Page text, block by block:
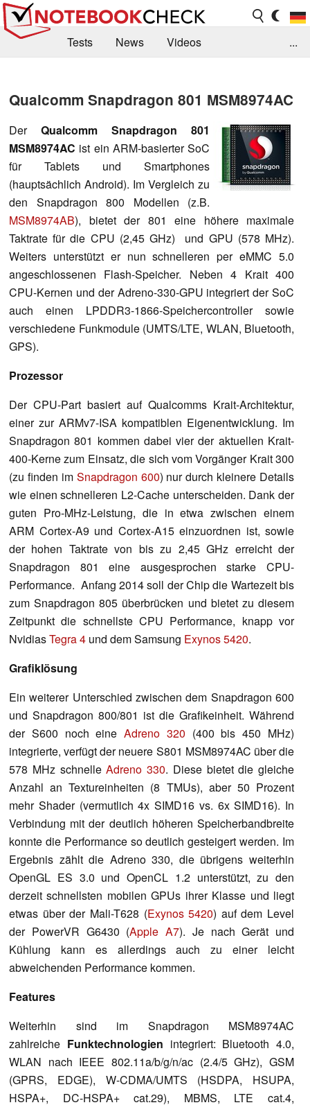
Tests News
Videos
Kaufberatung
Deals Suche
Jobs
Forum
...
Qualcomm Snapdragon 801 MSM8974AC
Der Qualcomm Snapdragon 801
MSM8974AC ist ein ARM-basierter SoC
für Tablets und Smartphones
(hauptsächlich Android). Im Vergleich zu
den Snapdragon 800 Modellen (z.B.
MSM8974AB), bietet der 801 eine höhere maximale
Taktrate für die CPU (2,45 GHz) und GPU (578 MHz).
Weiters unterstützt er nun schnelleren per eMMC 5.0
angeschlossenen Flash-Speicher. Neben 4 Krait 400
CPU-Kernen und der Adreno-330-GPU integriert der SoC
auch einen LPDDR3-1866-Speichercontroller sowie
verschiedene Funkmodule (UMTS/LTE, WLAN, Bluetooth,
GPS).
Prozessor
Der CPU-Part basiert auf Qualcomms Krait-Architektur,
einer zur ARMv7-ISA kompatiblen Eigenentwicklung. Im
Snapdragon 801 kommen dabei vier der aktuellen Krait-
400-Kerne zum Einsatz, die sich vom Vorgänger Krait 300
(zu finden im Snapdragon 600) nur durch kleinere Details
wie einen schnelleren L2-Cache unterscheiden. Dank der
guten Pro-MHz-Leistung, die in etwa zwischen einem
ARM Cortex-A9 und Cortex-A15 einzuordnen ist, sowie
der hohen Taktrate von bis zu 2,45 GHz erreicht der
Snapdragon 801 eine ausgesprochen starke CPU-
Performance. Anfang 2014 soll der Chip die Wartezeit bis
zum Snapdragon 805 überbrücken und bietet zu diesem
Zeitpunkt die schnellste CPU Performance, knapp vor
NvidiasTegra 4 und dem Samsung Exynos 5420.
Grafiklösung
Ein weiterer Unterschied zwischen dem Snapdragon 600
und Snapdragon 800/801 ist die Grafikeinheit. Während
der S600 noch eineAdreno 320 (400 bis 450 MHz)
integrierte, verfügt der neuere S801 MSM8974AC über die
578 MHz schnelleAdreno 330. Diese bietet die gleiche
Anzahl an Textureinheiten (8 TMUs), aber 50 Prozent
mehr Shader (vermutlich 4x SIMD16 vs. 6x SIMD16). In
Verbindung mit der deutlich höheren Speicherbandbreite
konnte die Performance so deutlich gesteigert werden. Im
Ergebnis zählt die Adreno 330, die übrigens weiterhin
OpenGL ES 3.0 und OpenCL 1.2 unterstützt, zu den
derzeit schnellsten mobilen GPUs ihrer Klasse und liegt
etwas über der Mali-T628 (Exynos 5420) auf dem Level
der PowerVR G6430 (Apple A7). Je nach Gerät und
Kühlung kann es allerdings auch zu einer leicht
abweichenden Performance kommen.
Features
Weiterhin sind im Snapdragon MSM8974AC
zahlreiche Funktechnologien integriert: Bluetooth 4.0,
WLAN nach IEEE 802.11a/b/g/n/ac (2.4/5 GHz), GSM
(GPRS, EDGE), W-CDMA/UMTS (HSDPA, HSUPA,
HSPA+, DC-HSPA+ cat.29), MBMS, LTE cat.4,